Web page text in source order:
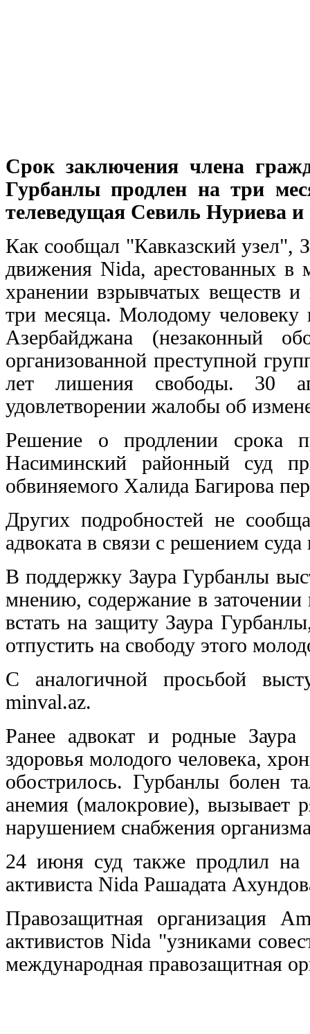
Срок заключения члена
Гурбанлы продлен на три
телеведущая Севиль Нуриева
Как сообщал "Кавказский узел",
движения Nida, арестованных в
хранении взрывчатых веществ
три месяца. Молодому человеку
Азербайджана (незаконный
организованной преступной
лет лишения свободы. 30
удовлетворении жалобы об
Решение о продлении срока
Насиминский районный суд
обвиняемого Халида Багирова
Других подробностей не
адвоката в связи с решением
В поддержку Заура Гурбанлы
мнению, содержание в
встать на защиту Заура
отпустить на свободу этого
С аналогичной просьбой
minval.az.
Ранее адвокат и родные Заура
здоровья молодого человека,
обострилось. Гурбанлы болен
анемия (малокровие), вызывает
нарушением снабжения
24 июня суд также продлил на
активиста Nida Рашадата
Правозащитная организация
активистов Nida "узниками
международная правозащитная